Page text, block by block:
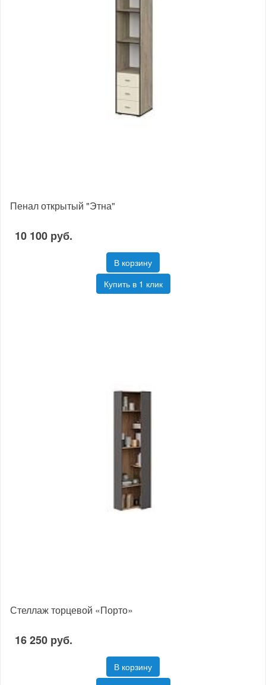
Пенал открытый "Этна"
10 100 руб.
В корзину
Купить в 1 клик
Стеллаж торцевой «Порто»
16 250 руб.
В корзину